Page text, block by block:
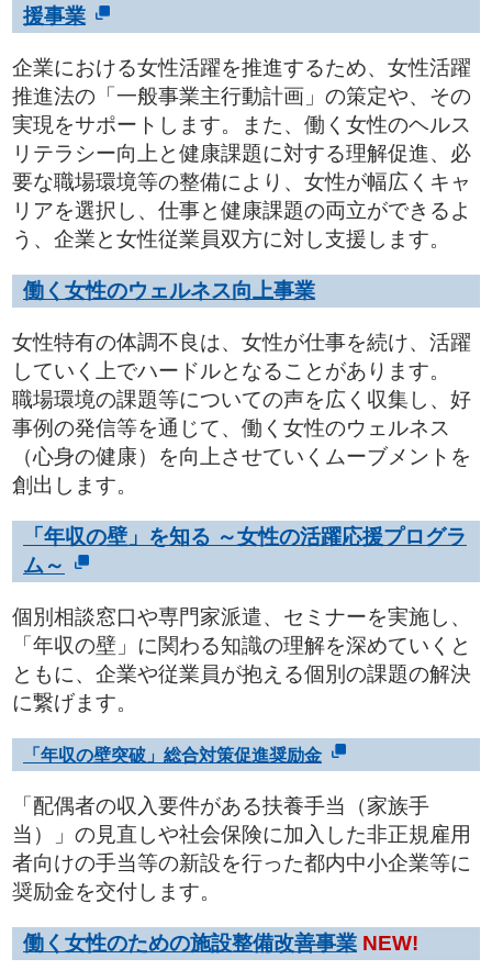
援事業
企業における女性活躍を推進するため、女性活躍
推進法の「一般事業主行動計画」の策定や、その
実現をサポートします。また、働く女性のヘルス
リテラシー向上と健康課題に対する理解促進、必
要な職場環境等の整備により、女性が幅広くキャ
リアを選択し、仕事と健康課題の両立ができるよ
う、企業と女性従業員双方に対し支援します。
働く女性のウェルネス向上事業
女性特有の体調不良は、女性が仕事を続け、活躍
していく上でハードルとなることがあります。
職場環境の課題等についての声を広く収集し、好
事例の発信等を通じて、働く女性のウェルネス
（心身の健康）を向上させていくムーブメントを
創出します。
「年収の壁」を知る ～女性の活躍応援プログラ
ム～
個別相談窓口や専門家派遣、セミナーを実施し、
「年収の壁」に関わる知識の理解を深めていくと
ともに、企業や従業員が抱える個別の課題の解決
に繋げます。
「年収の壁突破」総合対策促進奨励金
「配偶者の収入要件がある扶養手当（家族手
当）」の見直しや社会保険に加入した非正規雇用
者向けの手当等の新設を行った都内中小企業等に
奨励金を交付します。
働く女性のための施設整備改善事業 NEW!